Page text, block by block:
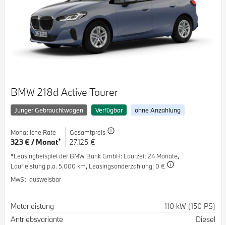
BMW 218d Active Tourer
Junger Gebrauchtwagen Verfügbar ohne Anzahlung
Monatliche Rate
323 € / Monat*
Gesamtpreis
27.125 €
*Leasingbeispiel der BMW Bank GmbH: Laufzeit 24 Monate,
Laufleistung p.a. 5.000 km, Leasingsonderzahlung: 0 €
MwSt. ausweisbar
Spezifikation
Motorleistung
110 kW (150 PS)
Antriebsvariante
Diesel